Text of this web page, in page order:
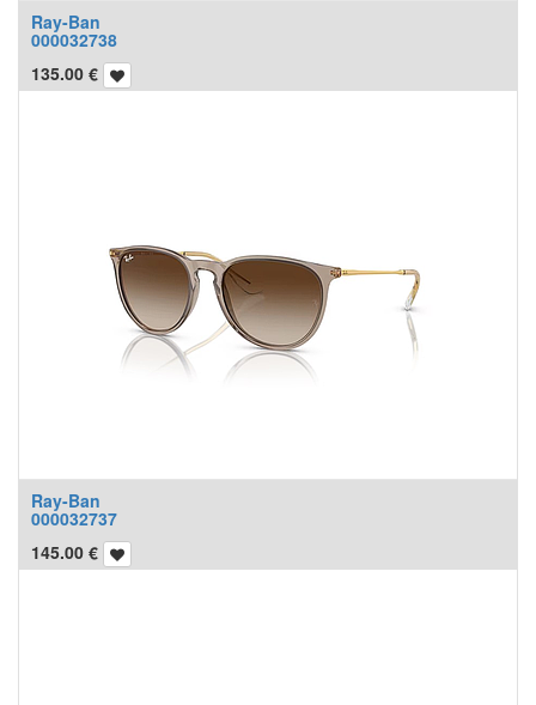
Ray-Ban
000032738
135.00 €
Ray-Ban
000032737
145.00 €